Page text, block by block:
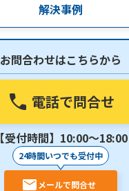
解決事例
お問合わせはこちらから
電話で問合せ
【受付時間】10:00〜18:00
24時間いつでも受付中
メールで問合せ